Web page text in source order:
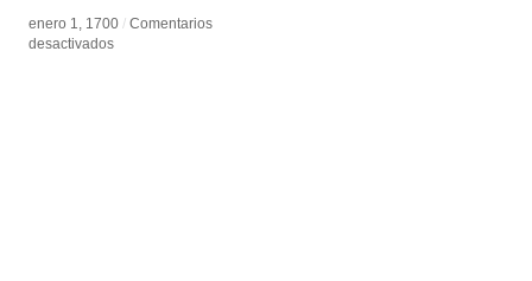
enero 1, 1700 / Comentarios
desactivadosen
enero 1, 1700 / Comentarios
desactivadosen